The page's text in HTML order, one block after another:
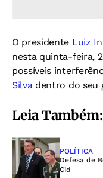
O presidente Luiz
nesta quinta-feira,
possíveis
Silvadentro do seu
Leia Também:
POLÍTICA
Defesa de
Cid